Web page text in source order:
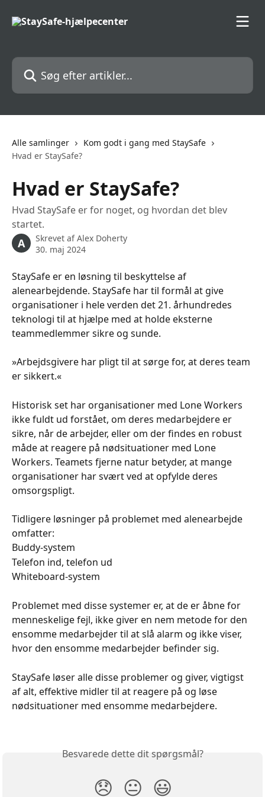
Søg efter artikler...
Alle samlinger
Kom godt i gang med StaySafe
Hvad er StaySafe?
Hvad er StaySafe?
Hvad StaySafe er for noget, og hvordan det blev
startet.
A Skrevet afAlex Doherty
30. maj 2024
StaySafe er en løsning til beskyttelse af
alenearbejdende. StaySafe har til formål at give
organisationer i hele verden det 21. århundredes
teknologi til at hjælpe med at holde eksterne
teammedlemmer sikre og sunde.
»Arbejdsgivere har pligt til at sørge for, at deres team
er sikkert.«
Historisk set har organisationer med Lone Workers
ikke fuldt ud forstået, om deres medarbejdere er
sikre, når de arbejder, eller om der findes en robust
måde at reagere på nødsituationer med Lone
Workers. Teamets fjerne natur betyder, at mange
organisationer har svært ved at opfylde deres
omsorgspligt.
Tidligere løsninger på problemet med alenearbejde
omfatter:
Buddy-system
Telefon ind, telefon ud
Whiteboard-system
Problemet med disse systemer er, at de er åbne for
menneskelige fejl, ikke giver en nem metode for den
ensomme medarbejder til at slå alarm og ikke viser,
hvor den ensomme medarbejder befinder sig.
StaySafe løser alle disse problemer og giver, vigtigst
af alt, effektive midler til at reagere på og løse
nødsituationer med ensomme medarbejdere.
Besvarede dette dit spørgsmål?
😞 😐 😃